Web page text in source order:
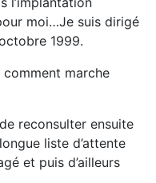
moi…Je suis dirigé
1999.
comment marche
reconsulter ensuite
liste d’attente
et puis d’ailleurs